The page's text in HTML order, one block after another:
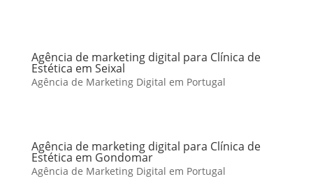
Agência de marketing digital para Clínica de
Estética em Seixal
Agência de Marketing Digital em Portugal
Agência de marketing digital para Clínica de
Estética em Gondomar
Agência de Marketing Digital em Portugal